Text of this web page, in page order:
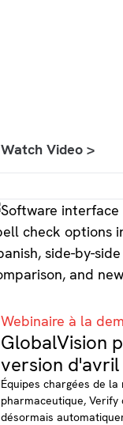
Watch Video >
Webinaire à la
GlobalVision
version
Équipes chargées de
pharmaceutique,
désormais